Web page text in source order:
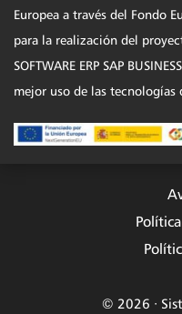
Europea a través del Fondo
para la realización del
SOFTWARE ERP SAP
mejor uso de las tecnologías
© 2026 ·